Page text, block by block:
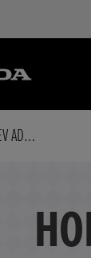
HONDA JAZZ E: HEV ADVANCE SPORT E: HEV ADVANCE SPORT